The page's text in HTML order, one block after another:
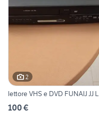
2
lettore VHS e DVD FUNAIJ JJ L
100 €